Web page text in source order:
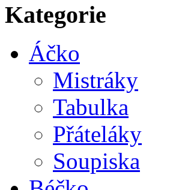
Kategorie
Áčko
Mistráky
Tabulka
Přáteláky
Soupiska